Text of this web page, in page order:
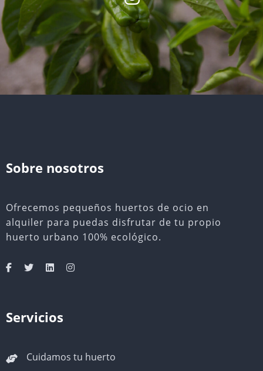
Sobre nosotros
Ofrecemos pequeños huertos de ocio en
alquiler para puedas disfrutar de tu propio
huerto urbano 100% ecológico.
Servicios
Cuidamos tu huerto